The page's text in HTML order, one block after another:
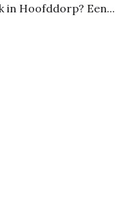
in Hoofddorp? Een...